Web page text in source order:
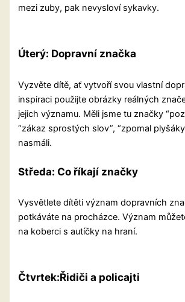
mezi zuby, pak nevysloví sykavky.
Úterý: Dopravní značka
Vyzvěte dítě, ať vytvoří svou vlastní
inspiraci použijte obrázky reálných
jejich významu. Měli jsme tu značky
“zákaz sprostých slov”, “zpomal
nasmáli.
Středa: Co říkají značky
Vysvětlete dítěti význam dopravních
potkáváte na procházce. Význam
na koberci s autíčky na hraní.
Čtvrtek:Řidiči a policajti